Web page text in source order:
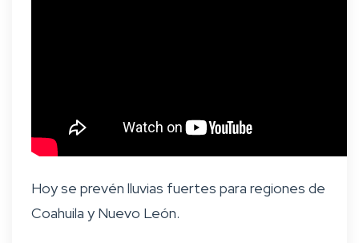
Hoy se prevén lluvias fuertes para regiones de
Coahuila y Nuevo León.